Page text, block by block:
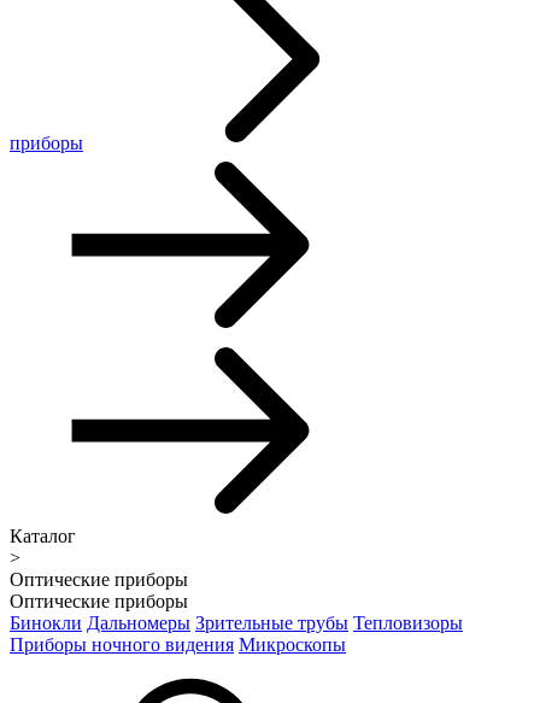
приборы
Каталог
>
Оптические приборы
Оптические приборы
Бинокли Дальномеры Зрительные трубы Тепловизоры
Приборы ночного видения Микроскопы